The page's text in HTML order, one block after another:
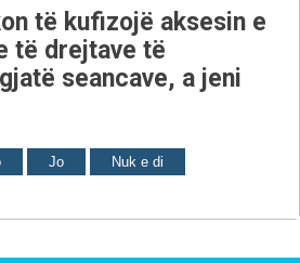
të kufizojë aksesin e
të drejtave të
seancave, a jeni
Jo Nuk e di